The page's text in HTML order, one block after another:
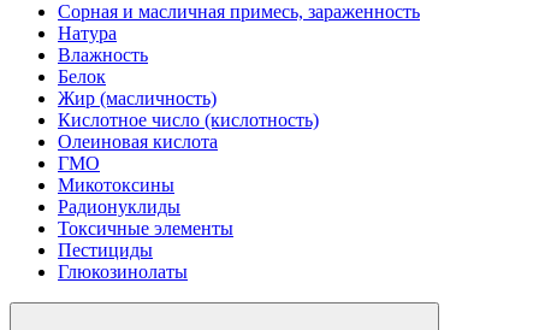
Сорная и масличная примесь, зараженность
Натура
Влажность
Белок
Жир (масличность)
Кислотное число (кислотность)
Олеиновая кислота
ГМО
Микотоксины
Радионуклиды
Токсичные элементы
Пестициды
Глюкозинолаты